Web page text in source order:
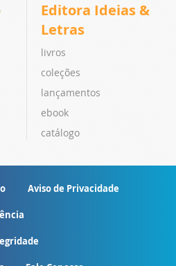
Editora Ideias &
Letras
livros
coleções
lançamentos
ebook
catálogo
Aviso de Privacidade